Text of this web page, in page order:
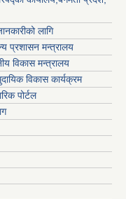
लागि
प्रशासन मन्त्रालय
विकास मन्त्रालय
विकास कार्यक्रम
पोर्टल